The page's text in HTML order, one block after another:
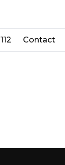
112 Contact